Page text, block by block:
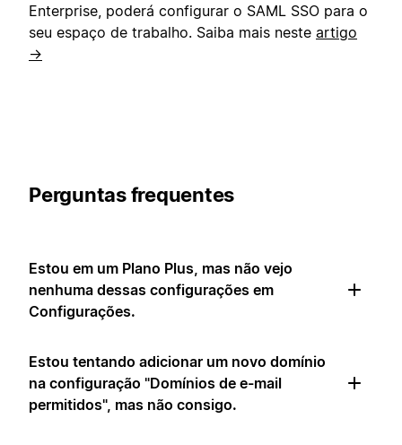
Enterprise, poderá configurar o SAML SSO para o
seu espaço de trabalho. Saiba mais neste artigo
→
Perguntas frequentes
Estou em um Plano Plus, mas não vejo
nenhuma dessas configurações em
Configurações.
Estou tentando adicionar um novo domínio
na configuração "Domínios de e-mail
permitidos", mas não consigo.